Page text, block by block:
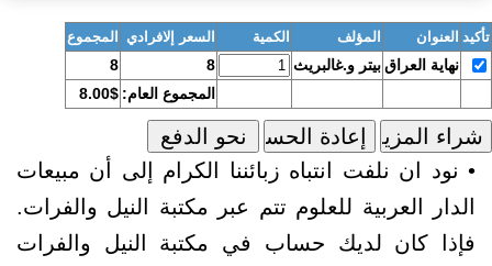
تأكيد العنوان المؤلف الكمية السعر إلافرادي المجموع
نهاية العراقبيتر و.غالبريث 8
8
المجموع العام: 8.00$
• نود ان نلفت انتباه زبائننا الكرام إلى أن مبيعات
الدار العربية للعلوم تتم عبر مكتبة النيل والفرات.
فإذا كان لديك حساب في مكتبة النيل والفرات